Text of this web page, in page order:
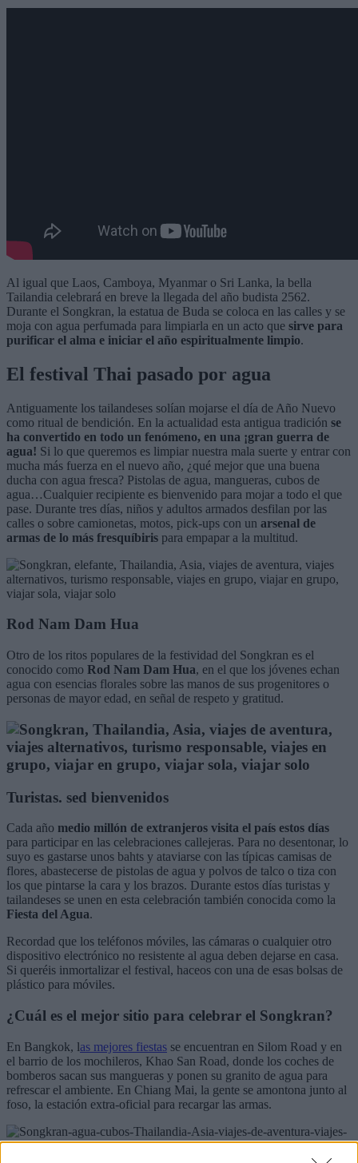
Al igual que Laos, Camboya, Myanmar o Sri Lanka, la bella
Tailandia celebrará en breve la llegada del año budista 2562.
Durante el Songkran, la estatua de Buda se coloca en las calles y se
moja con agua perfumada para limpiarla en un acto que sirve para
purificar el alma e iniciar el año espiritualmente limpio.
El festival Thai pasado por agua
Antiguamente los tailandeses solían mojarse el día de Año Nuevo
como ritual de bendición. En la actualidad esta antigua tradición se
ha convertido en todo un fenómeno, en una ¡gran guerra de
agua! Si lo que queremos es limpiar nuestra mala suerte y entrar con
mucha más fuerza en el nuevo año, ¿qué mejor que una buena
ducha con agua fresca? Pistolas de agua, mangueras, cubos de
agua…Cualquier recipiente es bienvenido para mojar a todo el que
pase. Durante tres días, niños y adultos armados desfilan por las
calles o sobre camionetas, motos, pick-ups con un arsenal de
armas de lo más fresquíbiris para empapar a la multitud.
Rod Nam Dam Hua
Otro de los ritos populares de la festividad del Songkran es el
conocido como Rod Nam Dam Hua, en el que los jóvenes echan
agua con esencias florales sobre las manos de sus progenitores o
personas de mayor edad, en señal de respeto y gratitud.
Turistas. sed bienvenidos
Cada año medio millón de extranjeros visita el país estos días
para participar en las celebraciones callejeras. Para no desentonar, lo
suyo es gastarse unos bahts y ataviarse con las típicas camisas de
flores, abastecerse de pistolas de agua y polvos de talco o tiza con
los que pintarse la cara y los brazos. Durante estos días turistas y
tailandeses se unen en esta celebración también conocida como la
Fiesta del Agua.
Recordad que los teléfonos móviles, las cámaras o cualquier otro
dispositivo electrónico no resistente al agua deben dejarse en casa.
Si queréis inmortalizar el festival, haceos con una de esas bolsas de
plástico para móviles.
¿Cuál es el mejor sitio para celebrar el Songkran?
En Bangkok, las mejores fiestas se encuentran en Silom Road y en
el barrio de los mochileros, Khao San Road, donde los coches de
bomberos sacan sus mangueras y ponen su granito de agua para
refrescar el ambiente. En Chiang Mai, la gente se amontona junto al
foso, la estación extra-oficial para recargar las armas.